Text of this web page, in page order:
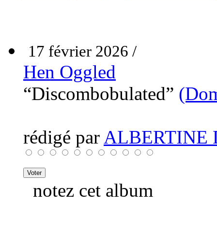
17 février 2026 /
Hen Oggled
“Discombobulated”
rédigé par ALBERTINE
notez cet album